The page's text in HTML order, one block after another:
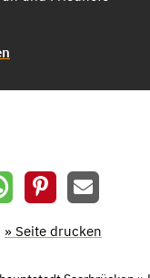
» Seite drucken